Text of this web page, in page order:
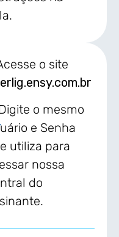
o site
o mesmo
e Senha
utiliza para
nossa
do